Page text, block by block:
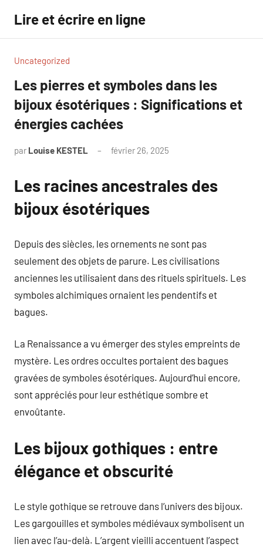
contenu
Lire et écrire en ligne
Uncategorized
Les pierres et symboles dans les
bijoux ésotériques : Significations et
énergies cachées
par Louise KESTEL février 26, 2025
Les racines ancestrales des
bijoux ésotériques
Depuis des siècles, les ornements ne sont pas
seulement des objets de parure. Les civilisations
anciennes les utilisaient dans des rituels spirituels. Les
symboles alchimiques ornaient les pendentifs et
bagues.
La Renaissance a vu émerger des styles empreints de
mystère. Les ordres occultes portaient des bagues
gravées de symboles ésotériques. Aujourd’hui encore,
sont appréciés pour leur esthétique sombre et
envoûtante.
Les bijoux gothiques : entre
élégance et obscurité
Le style gothique se retrouve dans l’univers des bijoux.
Les gargouilles et symboles médiévaux symbolisent un
lien avec l’au-delà. L’argent vieilli accentuent l’aspect